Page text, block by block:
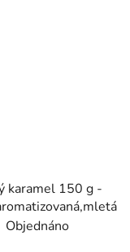
karamel 150 g -
Objednáno